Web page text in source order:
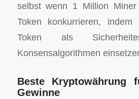
selbst wenn 1 Million
Token konkurrieren,
Token als
Konsensalgorithmen
Beste Kryptowährung
Gewinne